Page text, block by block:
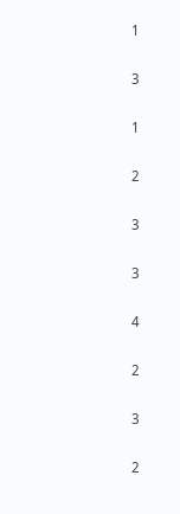
1
3
1
2
3
3
4
2
3
2